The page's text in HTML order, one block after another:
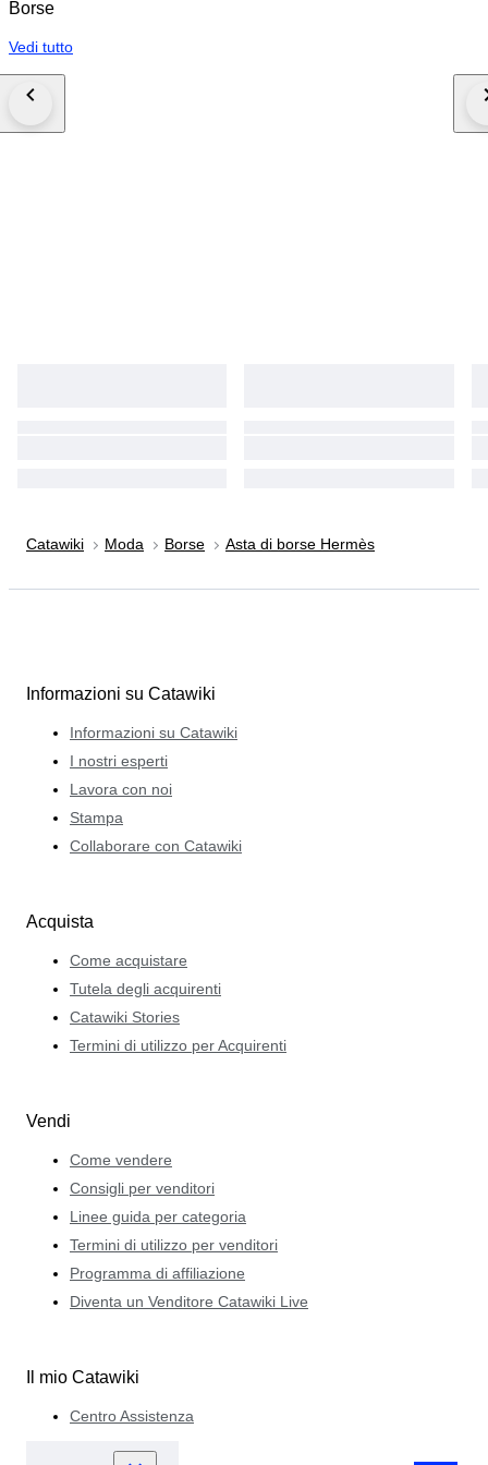
Borse
Vedi tutto
Catawiki Moda Borse Asta di borse Hermès
Informazioni su Catawiki
Informazioni su Catawiki
I nostri esperti
Lavora con noi
Stampa
Collaborare con Catawiki
Acquista
Come acquistare
Tutela degli acquirenti
Catawiki Stories
Termini di utilizzo per Acquirenti
Vendi
Come vendere
Consigli per venditori
Linee guida per categoria
Termini di utilizzo per venditori
Programma di affiliazione
Diventa un Venditore Catawiki Live
Il mio Catawiki
Centro Assistenza